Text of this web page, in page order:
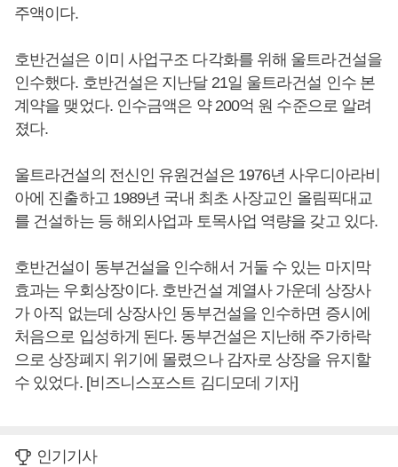
주액이다.
호반건설은 이미 사업구조 다각화를 위해 울트라건설을
인수했다. 호반건설은 지난달 21일 울트라건설 인수 본
계약을 맺었다. 인수금액은 약 200억 원 수준으로 알려
졌다.
울트라건설의 전신인 유원건설은 1976년 사우디아라비
아에 진출하고 1989년 국내 최초 사장교인 올림픽대교
를 건설하는 등 해외사업과 토목사업 역량을 갖고 있다.
호반건설이 동부건설을 인수해서 거둘 수 있는 마지막
효과는 우회상장이다. 호반건설 계열사 가운데 상장사
가 아직 없는데 상장사인 동부건설을 인수하면 증시에
처음으로 입성하게 된다. 동부건설은 지난해 주가하락
으로 상장폐지 위기에 몰렸으나 감자로 상장을 유지할
수 있었다. [비즈니스포스트 김디모데 기자]
인기기사